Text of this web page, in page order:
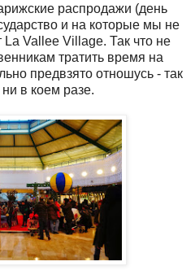
распродажи (день
и на которые мы не
La Vallee Village. Так что не
тратить время на
предвзято отношусь - так
в коем разе.